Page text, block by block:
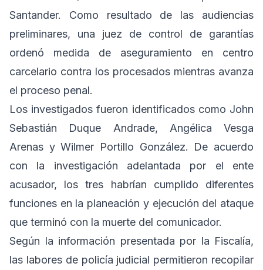
Santander. Como resultado de las audiencias
preliminares, una juez de control de garantías
ordenó medida de aseguramiento en centro
carcelario contra los procesados mientras avanza
el proceso penal.
Los investigados fueron identificados como John
Sebastián Duque Andrade, Angélica Vesga
Arenas y Wilmer Portillo González. De acuerdo
con la investigación adelantada por el ente
acusador, los tres habrían cumplido diferentes
funciones en la planeación y ejecución del ataque
que terminó con la muerte del comunicador.
Según la información presentada por la Fiscalía,
las labores de policía judicial permitieron recopilar